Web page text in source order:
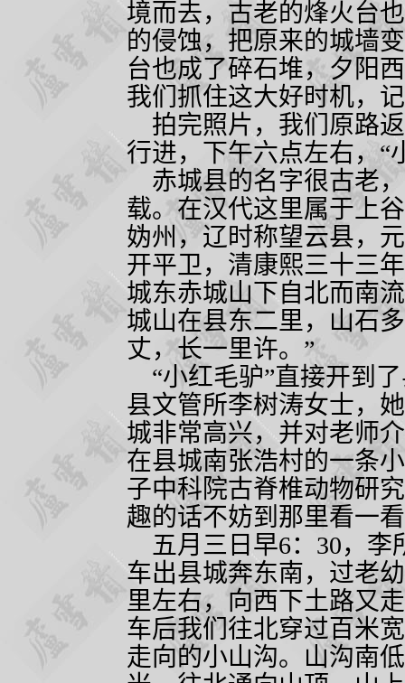
境而去，古老的烽火台
的侵蚀，把原来的城墙
台也成了碎石堆，夕阳
我们抓住这大好时机，
拍完照片，我们原路
行进，下午六点左右，“
赤城县的名字很古老
载。在汉代这里属于上
妫州，辽时称望云县，
开平卫，清康熙三十三
城东赤城山下自北而南
城山在县东二里，山石
丈，长一里许。”
“小红毛驴”直接开到
县文管所李树涛女士，
城非常高兴，并对老师
在县城南张浩村的一条
子中科院古脊椎动物研
趣的话不妨到那里看一
五月三日早6： 30，李
车出县城奔东南，过老
里左右，向西下土路又
车后我们往北穿过百米
走向的小山沟。山沟南